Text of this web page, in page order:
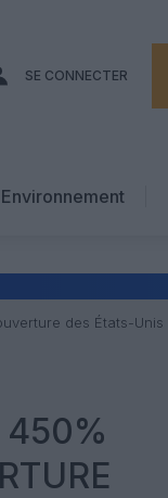
SE CONNECTER
Environnement
des États-Unis
450%